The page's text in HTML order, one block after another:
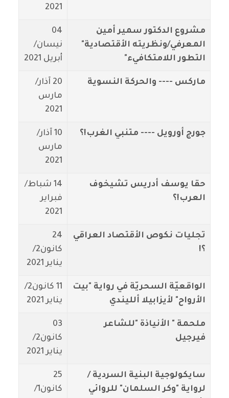
2021
مشروع الدكتور سمير أمين
المعرفي/ونظريته الأقتصادية"
التطور اللامتكافيء"
04
نيسان/
أبريل 2021
ماركس ---- والحركة النسوية
20 آذار/
مارس
2021
جورج أورويل ---- متنبي الغرب!؟
10 آذار/
مارس
2021
حقا يوسف أدريس تشيخوف
العرب!؟
14 شباط/
فبراير
2021
تجليات نكوص الأقتصاد العراقي
؟!
24
كانون2/
يناير 2021
الواقعيّة السحريّة في رواية "بيت
الأرواح" لأيزابيلا ألليندي
11 كانون2/
يناير 2021
ملحمة " الأنياذة "للشاعر
فيرجيل
03
كانون2/
يناير 2021
سايكولوجية البنية السردية /
لرواية "وكر السلمان" للروائي
25
كانون1/